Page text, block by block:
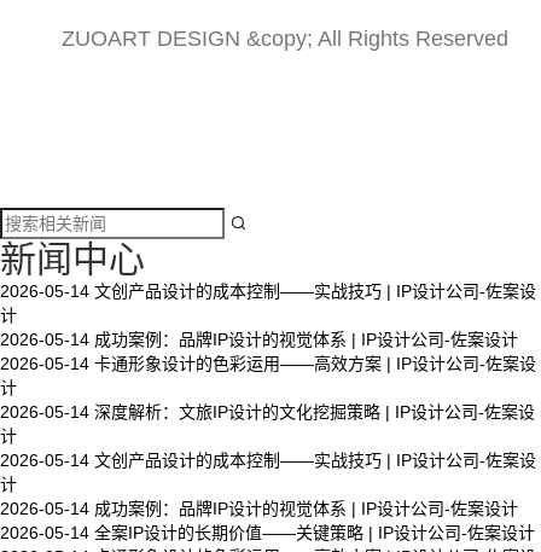
ZUOART DESIGN &copy; All Rights Reserved

新闻中心
2026-05-14 文创产品设计的成本控制——实战技巧 | IP设计公司-佐案设
计
2026-05-14 成功案例：品牌IP设计的视觉体系 | IP设计公司-佐案设计
2026-05-14 卡通形象设计的色彩运用——高效方案 | IP设计公司-佐案设
计
2026-05-14 深度解析：文旅IP设计的文化挖掘策略 | IP设计公司-佐案设
计
2026-05-14 文创产品设计的成本控制——实战技巧 | IP设计公司-佐案设
计
2026-05-14 成功案例：品牌IP设计的视觉体系 | IP设计公司-佐案设计
2026-05-14 全案IP设计的长期价值——关键策略 | IP设计公司-佐案设计